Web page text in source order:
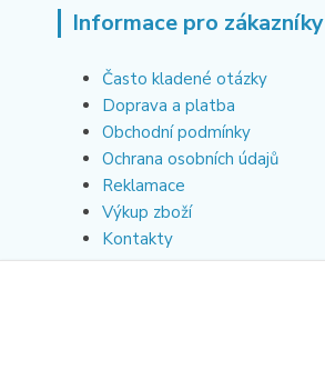
Informace pro zákazníky
Často kladené otázky
Doprava a platba
Obchodní podmínky
Ochrana osobních údajů
Reklamace
Výkup zboží
Kontakty